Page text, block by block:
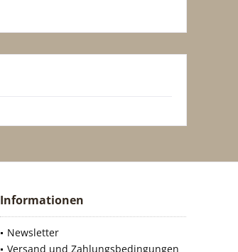
Informationen
Newsletter
Versand und Zahlungsbedingungen